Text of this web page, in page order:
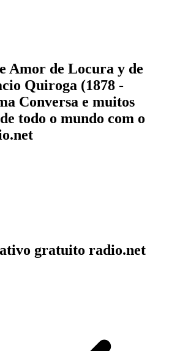
Amor de Locura y de
Quiroga (1878 -
Conversa e muitos
todo o mundo com o
gratuito radio.net